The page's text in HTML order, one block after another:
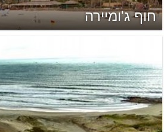
חוף ג'ומיירה